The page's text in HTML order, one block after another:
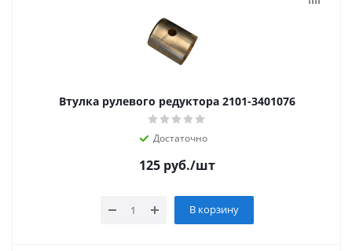
Втулка рулевого редуктора 2101-3401076
Достаточно
125руб./шт
В корзину